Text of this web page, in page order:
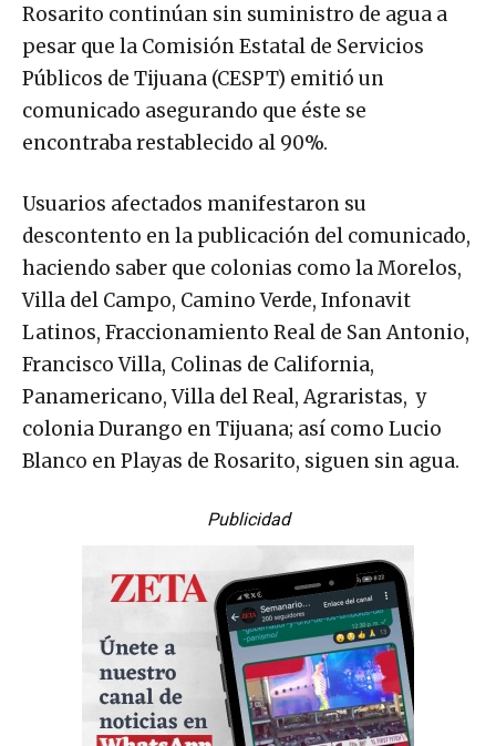
Rosarito continúan sin suministro de agua a
pesar que la Comisión Estatal de Servicios
Públicos de Tijuana (CESPT) emitió un
comunicado asegurando que éste se
encontraba restablecido al 90%.
Usuarios afectados manifestaron su
descontento en la publicación del comunicado,
haciendo saber que colonias como la Morelos,
Villa del Campo, Camino Verde, Infonavit
Latinos, Fraccionamiento Real de San Antonio,
Francisco Villa, Colinas de California,
Panamericano, Villa del Real, Agraristas, y
colonia Durango en Tijuana; así como Lucio
Blanco en Playas de Rosarito, siguen sin agua.
Publicidad